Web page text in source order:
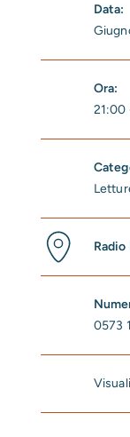
Data:
Ora:
21:00
0573